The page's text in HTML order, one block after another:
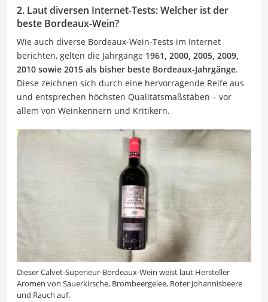
2. Laut diversen Internet-Tests: Welcher ist der
beste Bordeaux-Wein?
Wie auch diverse Bordeaux-Wein-Tests im Internet
berichten, gelten die Jahrgänge 1961, 2000, 2005, 2009,
2010 sowie 2015 als bisher beste Bordeaux-Jahrgänge.
Diese zeichnen sich durch eine hervorragende Reife aus
und entsprechen höchsten Qualitätsmaßstäben – vor
allem von Weinkennern und Kritikern.
Dieser Calvet-Superieur-Bordeaux-Wein weist laut Hersteller
Aromen von Sauerkirsche, Brombeergelee, Roter Johannisbeere
und Rauch auf.